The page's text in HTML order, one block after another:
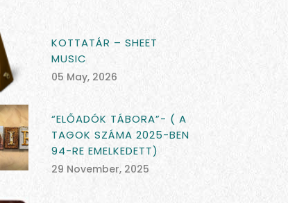
KOTTATÁR – SHEET
MUSIC
05 May, 2026
“ELŐADÓK TÁBORA”- ( A
TAGOK SZÁMA 2025-BEN
94-RE EMELKEDETT)
29 November, 2025